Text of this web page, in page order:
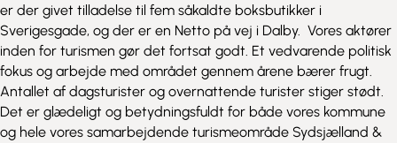
er der givet tilladelse til fem såkaldte boksbutikker i
Sverigesgade, og der er en Netto på vej i Dalby. Vores aktører
inden for turismen gør det fortsat godt. Et vedvarende politisk
fokus og arbejde med området gennem årene bærer frugt.
Antallet af dagsturister og overnattende turister stiger stødt.
Det er glædeligt og betydningsfuldt for både vores kommune
og hele vores samarbejdende turismeområde Sydsjælland &